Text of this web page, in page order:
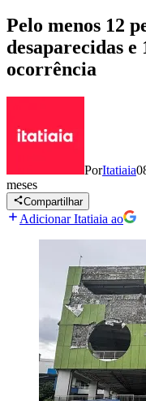
Pelo menos 12
desaparecidas
ocorrência
PorItatiaia
meses
Compartilhar
Adicionar Itatiaia ao